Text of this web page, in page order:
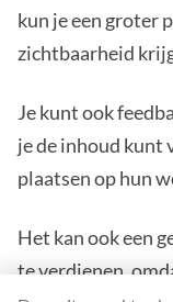
kun je een groter
zichtbaarheid
Je kunt ook
je de inhoud kunt
plaatsen op hun
Het kan ook een
te verdienen,